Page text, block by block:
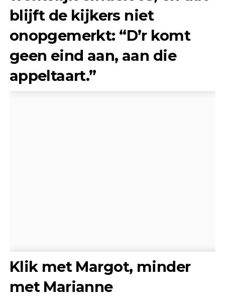
blijft de kijkers niet
onopgemerkt: “D’r komt
geen eind aan, aan die
appeltaart.”
Klik met Margot, minder
met Marianne